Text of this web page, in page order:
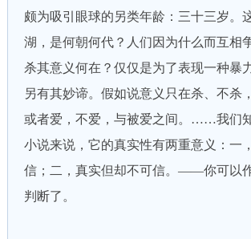
颇为吸引眼球的另类年龄：三十三岁。
湖，是何朝何代？人们因为什么而互相
杀其意义何在？仅仅是为了表现一种暴
另有其妙谛。假如说意义只在杀、不杀
或者爱，不爱，与被爱之间。……我们
小说来说，它的真实性有两重意义：一
信；二，真实但却不可信。——你可以
判断了。